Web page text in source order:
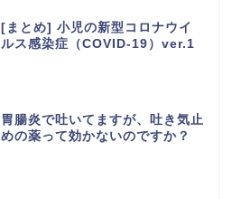
[まとめ] 小児の新型コロナウイ
ルス感染症（COVID-19）ver.1
胃腸炎で吐いてますが、吐き気止
めの薬って効かないのですか？